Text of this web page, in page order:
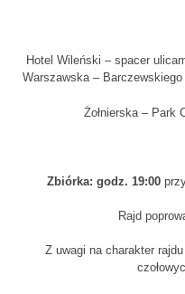
Hotel Wileński – spacer
Warszawska –
Żołnierska – Park
Zbiórka: godz. 19:00
Rajd
Z uwagi na charakter